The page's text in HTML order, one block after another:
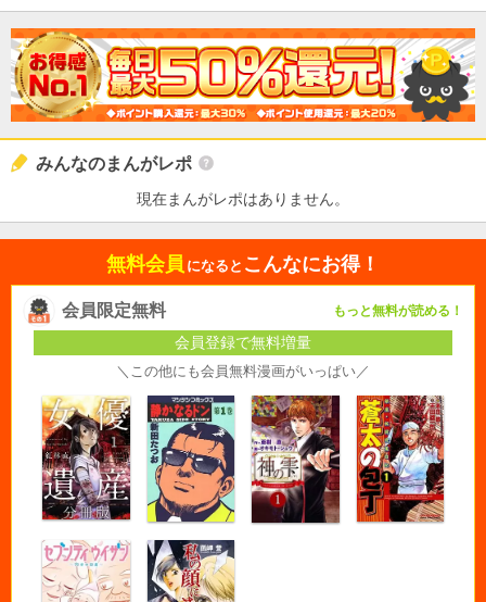
みんなのまんがレポ
現在まんがレポはありません。
無料会員 になると こんなにお得！
会員限定無料 もっと無料が読める！
会員登録で無料増量
＼この他にも会員無料漫画がいっぱい／